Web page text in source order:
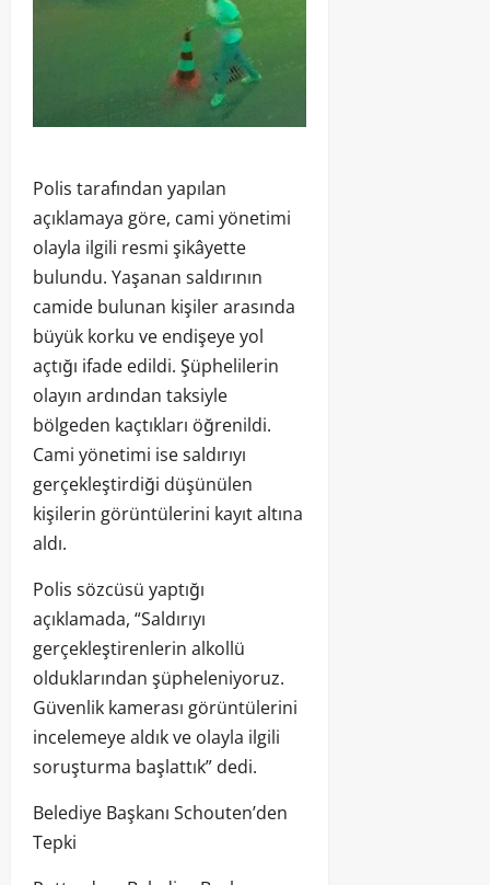
Polis tarafından yapılan
açıklamaya göre, cami yönetimi
olayla ilgili resmi şikâyette
bulundu. Yaşanan saldırının
camide bulunan kişiler arasında
büyük korku ve endişeye yol
açtığı ifade edildi. Şüphelilerin
olayın ardından taksiyle
bölgeden kaçtıkları öğrenildi.
Cami yönetimi ise saldırıyı
gerçekleştirdiği düşünülen
kişilerin görüntülerini kayıt altına
aldı.
Polis sözcüsü yaptığı
açıklamada, “Saldırıyı
gerçekleştirenlerin alkollü
olduklarından şüpheleniyoruz.
Güvenlik kamerası görüntülerini
incelemeye aldık ve olayla ilgili
soruşturma başlattık” dedi.
Belediye Başkanı Schouten’den
Tepki